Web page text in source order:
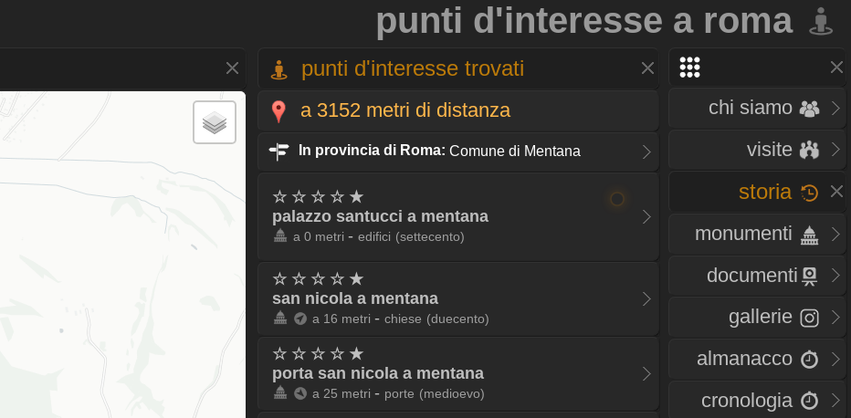
punti d'interesse a roma
chi siamo
visite
storia
monumenti
documenti
gallerie
almanacco
cronologia
punti d'interesse trovati
a 3152 metri di distanza
In provincia di Roma: Comune di Mentana
☆ ☆ ☆ ☆ ★
palazzo santucci a mentana
a 0 metri - edifici (settecento)
☆ ☆ ☆ ☆ ★
san nicola a mentana
a 16 metri - chiese (duecento)
☆ ☆ ☆ ☆ ★
porta san nicola a mentana
a 25 metri - porte (medioevo)